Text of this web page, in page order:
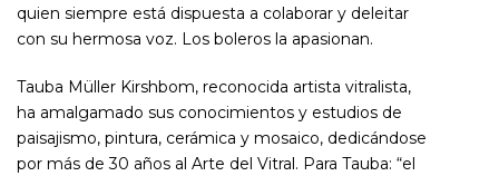
quien siempre está dispuesta a colaborar y deleitar
con su hermosa voz. Los boleros la apasionan.
Tauba Müller Kirshbom, reconocida artista vitralista,
ha amalgamado sus conocimientos y estudios de
paisajismo, pintura, cerámica y mosaico, dedicándose
por más de 30 años al Arte del Vitral. Para Tauba: “el